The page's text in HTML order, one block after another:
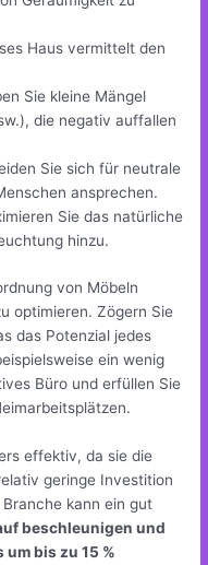
Haus vermittelt den
Sie kleine Mängel
die negativ auffallen
Sie sich für neutrale
ansprechen.
Sie das natürliche
hinzu.
von Möbeln
optimieren. Zögern Sie
das Potenzial jedes
ein wenig
Büro und erfüllen Sie
effektiv, da sie die
geringe Investition
kann ein gut
beschleunigen und
bis zu 15 %